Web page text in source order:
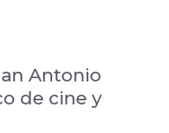
Antonio
de cine y